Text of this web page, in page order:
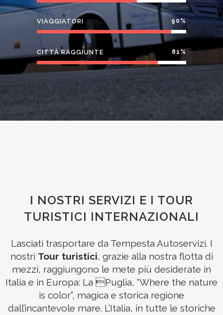
VIAGGIATORI 90 %
CITTÀ RAGGIUNTE 81 %
I NOSTRI SERVIZI E I TOUR
TURISTICI INTERNAZIONALI
Lasciati trasportare da Tempesta Autoservizi. I
nostri Tour turistici, grazie alla nostra flotta di
mezzi, raggiungono le mete più desiderate in
Italia e in Europa: La Puglia, “Where the nature
is color”, magica e storica regione
dall’incantevole mare. L’Italia, in tutte le storiche